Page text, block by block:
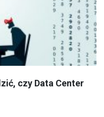
czy Data Center